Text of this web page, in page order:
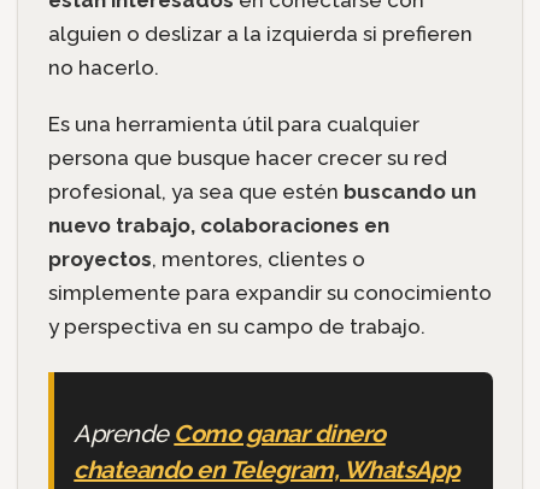
alguien o deslizar a la izquierda si prefieren
no hacerlo.
Es una herramienta útil para cualquier
persona que busque hacer crecer su red
profesional, ya sea que estén buscando un
nuevo trabajo, colaboraciones en
proyectos, mentores, clientes o
simplemente para expandir su conocimiento
y perspectiva en su campo de trabajo.
Aprende Como ganar dinero
chateando en Telegram, WhatsApp